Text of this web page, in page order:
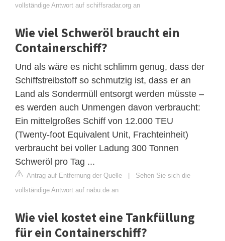
vollständige Antwort auf schiffsradar.org an
Wie viel Schweröl braucht ein
Containerschiff?
Und als wäre es nicht schlimm genug, dass der
Schiffstreibstoff so schmutzig ist, dass er an
Land als Sondermüll entsorgt werden müsste –
es werden auch Unmengen davon verbraucht:
Ein mittelgroßes Schiff von 12.000 TEU
(Twenty-foot Equivalent Unit, Frachteinheit)
verbraucht bei voller Ladung 300 Tonnen
Schweröl pro Tag ...
Antrag auf Entfernung der Quelle | Sehen Sie sich die
vollständige Antwort auf nabu.de an
Wie viel kostet eine Tankfüllung
für ein Containerschiff?